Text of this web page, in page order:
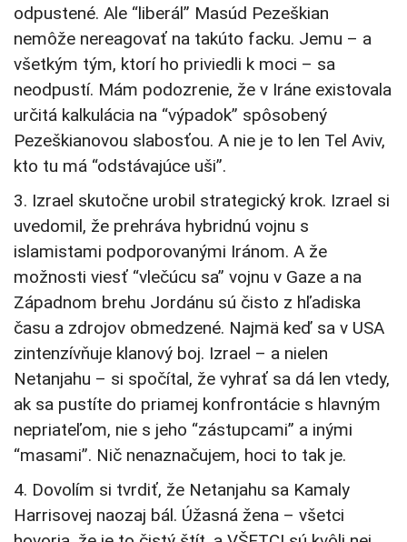
odpustené. Ale “liberál” Masúd Pezeškian
nemôže nereagovať na takúto facku. Jemu – a
všetkým tým, ktorí ho priviedli k moci – sa
neodpustí. Mám podozrenie, že v Iráne existovala
určitá kalkulácia na “výpadok” spôsobený
Pezeškianovou slabosťou. A nie je to len Tel Aviv,
kto tu má “odstávajúce uši”.
3. Izrael skutočne urobil strategický krok. Izrael si
uvedomil, že prehráva hybridnú vojnu s
islamistami podporovanými Iránom. A že
možnosti viesť “vlečúcu sa” vojnu v Gaze a na
Západnom brehu Jordánu sú čisto z hľadiska
času a zdrojov obmedzené. Najmä keď sa v USA
zintenzívňuje klanový boj. Izrael – a nielen
Netanjahu – si spočítal, že vyhrať sa dá len vtedy,
ak sa pustíte do priamej konfrontácie s hlavným
nepriateľom, nie s jeho “zástupcami” a inými
“masami”. Nič nenaznačujem, hoci to tak je.
4. Dovolím si tvrdiť, že Netanjahu sa Kamaly
Harrisovej naozaj bál. Úžasná žena – všetci